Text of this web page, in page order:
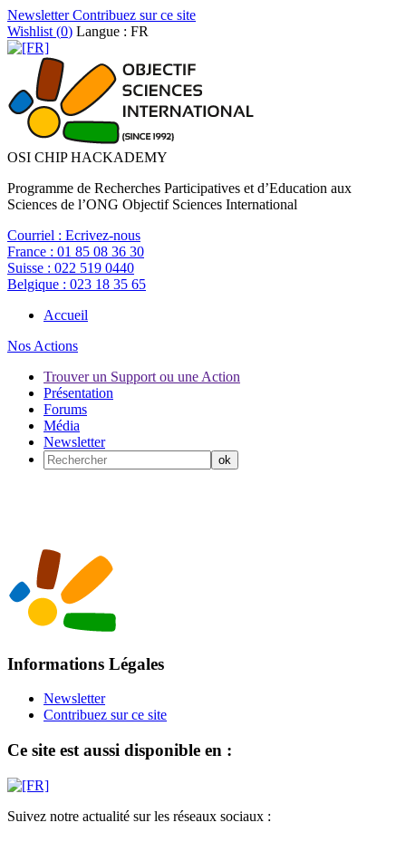
NewsletterContribuez sur ce site
Wishlist (0) Langue : FR
OSI CHIP HACKADEMY
Programme de Recherches Participatives et d’Education aux
Sciences de l’ONG Objectif Sciences International
Courriel : Ecrivez-nous
France : 01 85 08 36 30
Suisse : 022 519 0440
Belgique : 023 18 35 65
Accueil
Nos Actions
Trouver un Support ou une Action
Présentation
Forums
Média
Newsletter
Informations Légales
Newsletter
Contribuez sur ce site
Ce site est aussi disponible en :
Suivez notre actualité sur les réseaux sociaux :